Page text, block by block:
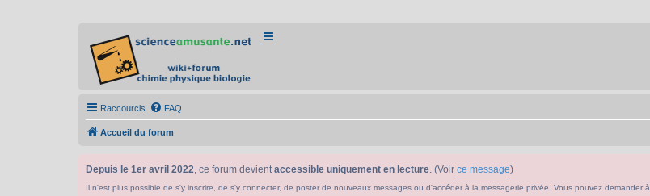
Raccourcis FAQ
Accueil du forum
Depuis le 1er avril 2022, ce forum devientaccessible uniquement en lecture. (Voir ce message)
Il n'est plus possible de s'y inscrire, de s'y connecter, de poster de nouveaux messages ou d'accéder à la messagerie privée. Vous pouvez demander